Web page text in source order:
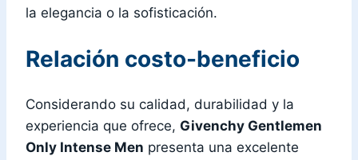
la elegancia o la sofisticación.
Relación costo-beneficio
Considerando su calidad, durabilidad y la
experiencia que ofrece, Givenchy Gentlemen
Only Intense Men presenta una excelente